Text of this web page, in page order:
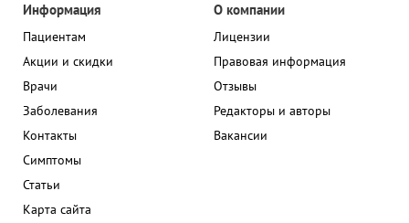
Информация
Пациентам
Акции и скидки
Врачи
Заболевания
Контакты
Симптомы
Статьи
Карта сайта
О компании
Лицензии
Правовая информация
Отзывы
Редакторы и авторы
Вакансии